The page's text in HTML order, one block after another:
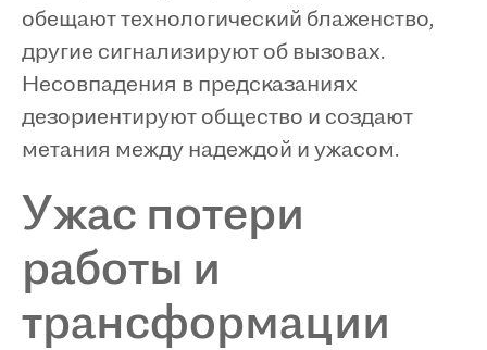
обещают технологический блаженство,
другие сигнализируют об вызовах.
Несовпадения в предсказаниях
дезориентируют общество и создают
метания между надеждой и ужасом.
Ужас потери
работы и
трансформации